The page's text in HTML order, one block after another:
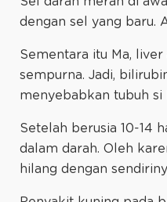
dengan sel yang baru.
Sementara itu Ma,
sempurna. Jadi,
menyebabkan tubuh
Setelah berusia 10-14
dalam darah. Oleh
hilang dengan